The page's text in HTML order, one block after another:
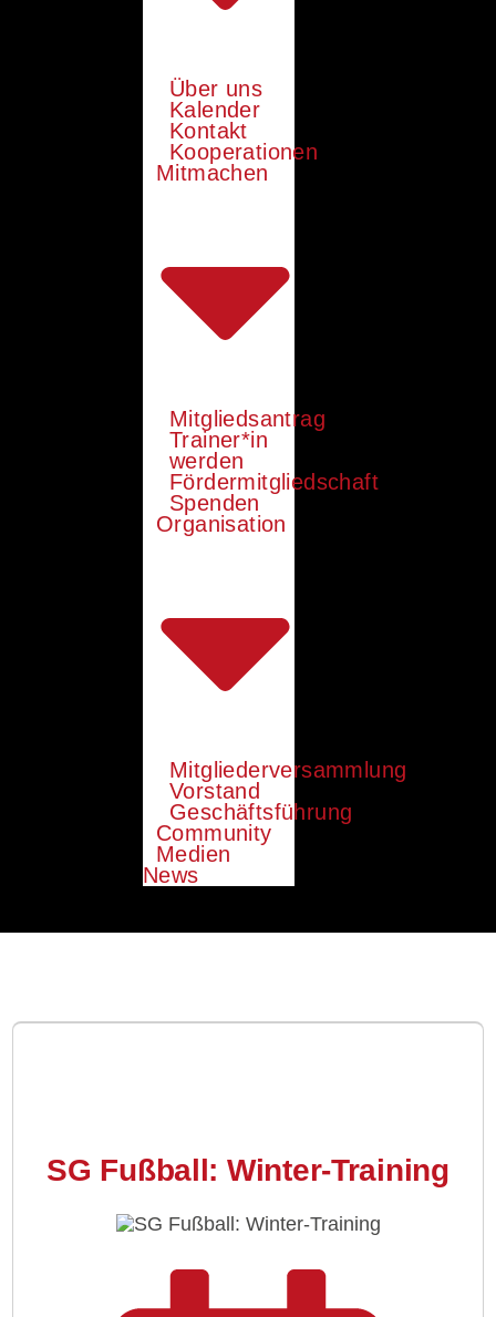
Über uns
Kalender
Kontakt
Kooperationen
Mitmachen
Mitgliedsantrag
Trainer*in
werden
Fördermitgliedschaft
Spenden
Organisation
Mitgliederversammlung
Vorstand
Geschäftsführung
Community
Medien
News
SG Fußball: Winter-Training